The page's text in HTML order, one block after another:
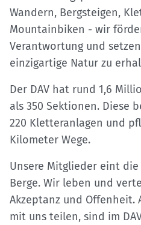
Wandern, Bergsteigen,
Mountainbiken - wir
Verantwortung und
einzigartige Natur zu
Der DAV hat rund 1,6
als 350 Sektionen. Diese
220 Kletteranlagen und
Kilometer Wege.
Unsere Mitglieder eint
Berge. Wir leben und
Akzeptanz und Offenheit.
mit uns teilen, sind im